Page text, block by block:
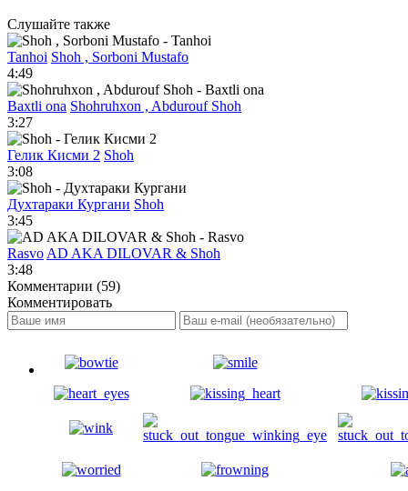
Слушайте также
Tanhoi Shoh , Sorboni Mustafo
4:49
Baxtli ona Shohruhxon , Abdurouf Shoh
3:27
Гелик Кисми 2 Shoh
3:08
Духтараки Кургани Shoh
3:45
Rasvo AD AKA DILOVAR & Shoh
3:48
Комментарии (59)
Комментировать